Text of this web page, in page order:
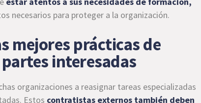
necesarios para proteger a la organización.
mejores prácticas de
interesadas
organizaciones a reasignar tareas especializadas
Estos contratistas externos también deben